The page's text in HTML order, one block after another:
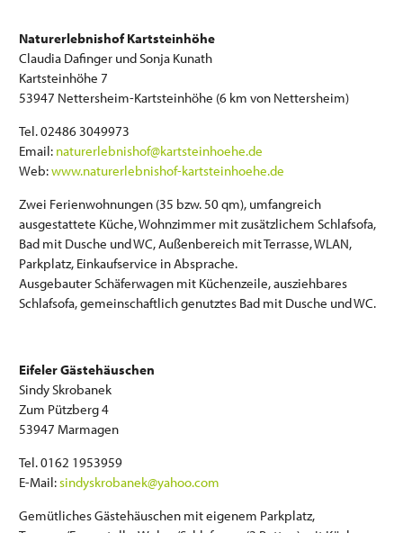
Naturerlebnishof Kartsteinhöhe
Claudia Dafinger und Sonja Kunath
Kartsteinhöhe 7
53947 Nettersheim-Kartsteinhöhe (6 km von Nettersheim)
Tel. 02486 3049973
Email: naturerlebnishof@kartsteinhoehe.de
Web:www.naturerlebnishof-kartsteinhoehe.de
Zwei Ferienwohnungen (35 bzw. 50 qm), umfangreich
ausgestattete Küche, Wohnzimmer mit zusätzlichem Schlafsofa,
Bad mit Dusche und WC, Außenbereich mit Terrasse, WLAN,
Parkplatz, Einkaufservice in Absprache.
Ausgebauter Schäferwagen mit Küchenzeile, ausziehbares
Schlafsofa, gemeinschaftlich genutztes Bad mit Dusche und WC.
Eifeler Gästehäuschen
Sindy Skrobanek
Zum Pützberg 4
53947 Marmagen
Tel. 0162 1953959
E-Mail:sindyskrobanek@yahoo.com
Gemütliches Gästehäuschen mit eigenem Parkplatz,